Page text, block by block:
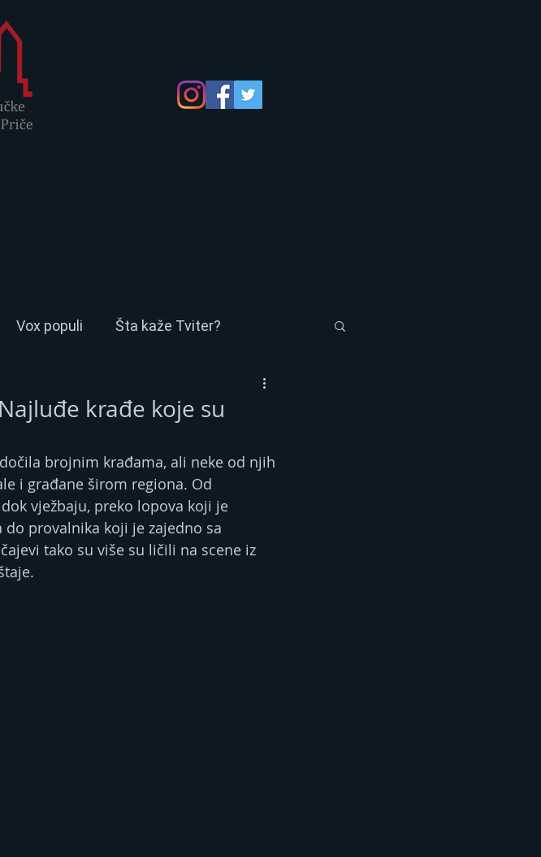
Vox populi Šta kaže Tviter?
krađe koje su
brojnim krađama, ali neke od njih
i građane širom regiona. Od
vježbaju, preko lopova koji je
provalnika koji je zajedno sa
tako su više su ličili na scene iz